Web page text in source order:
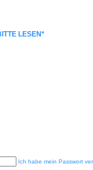
LESEN*
Ich habe mein Passwort